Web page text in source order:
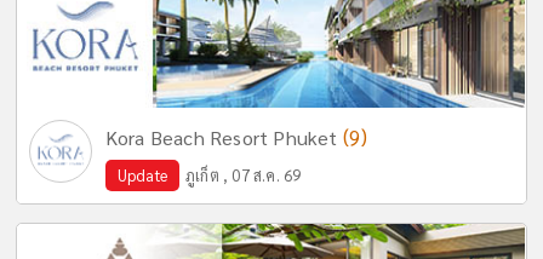
Kora Beach Resort Phuket (9)
Update ภูเก็ต , 07 ส.ค. 69